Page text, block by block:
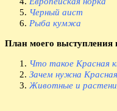
Черный аист
Рыба кумжа
План моего выступления
Что такое Красная
Зачем нужна
Животные и